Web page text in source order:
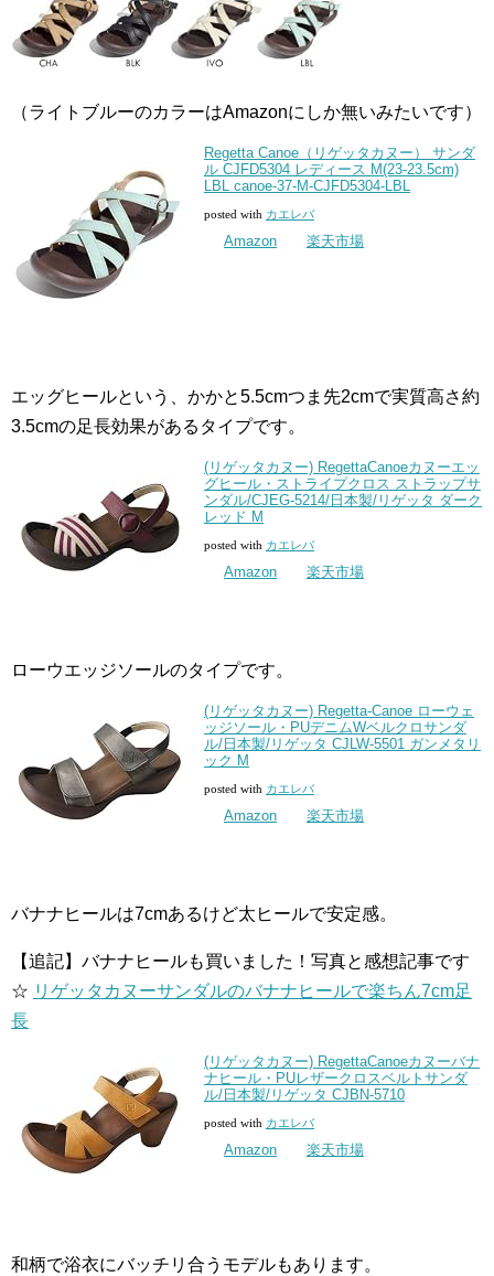
（ライトブルーのカラーはAmazonにしか無いみたいです）
Regetta Canoe（リゲッタカヌー） サンダ
ル CJFD5304 レディース M(23-23.5cm)
LBL canoe-37-M-CJFD5304-LBL
posted with カエレバ
Amazon 楽天市場
エッグヒールという、かかと5.5cmつま先2cmで実質高さ約
3.5cmの足長効果があるタイプです。
(リゲッタカヌー) RegettaCanoeカヌーエッ
グヒール・ストライプクロス ストラップサ
ンダル/CJEG-5214/日本製/リゲッタ ダーク
レッド M
posted with カエレバ
Amazon 楽天市場
ローウエッジソールのタイプです。
(リゲッタカヌー) Regetta-Canoe ローウェ
ッジソール・PUデニムWベルクロサンダ
ル/日本製/リゲッタ CJLW-5501 ガンメタリ
ック M
posted with カエレバ
Amazon 楽天市場
バナナヒールは7cmあるけど太ヒールで安定感。
【追記】バナナヒールも買いました！写真と感想記事です
☆ リゲッタカヌーサンダルのバナナヒールで楽ちん7cm足
長
(リゲッタカヌー) RegettaCanoeカヌーバナ
ナヒール・PUレザークロスベルトサンダ
ル/日本製/リゲッタ CJBN-5710
posted with カエレバ
Amazon 楽天市場
和柄で浴衣にバッチリ合うモデルもあります。